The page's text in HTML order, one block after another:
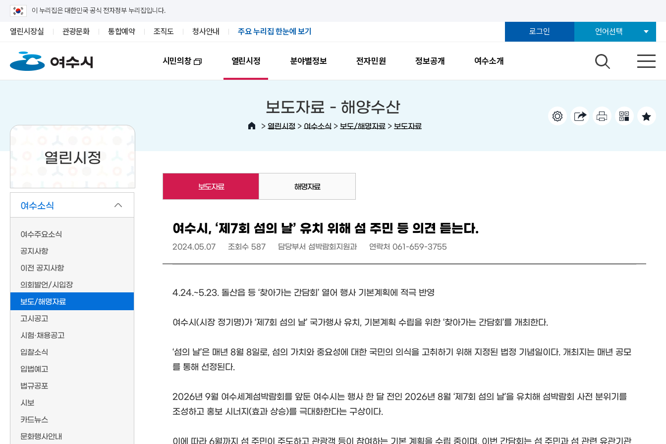
이 누리집은 대한민국 공식 전자정부 누리집입니다.
열린시장실 관광문화 통합예약 조직도 청사안내 주요 누리집 한눈에 보기 로그인 언어선택
시민의창 열린시정 분야별정보 전자민원 정보공개 여수소개
열린시정
여수소식
여수주요소식
공지사항
이전 공지사항
의회발언/시입장
보도/해명자료
고시공고
시험·채용공고
입찰소식
입법예고
법규공포
시보
카드뉴스
문화행사안내
보도자료 - 해양수산
> 열린시정 > 여수소식 > 보도/해명자료 > 보도자료
보도자료 해명자료
여수시, ‘제7회 섬의 날’ 유치 위해 섬 주민 등 의견 듣는다.
2024.05.07 조회수 587 담당부서 섬박람회지원과 연락처 061-659-3755
4.24.~5.23. 돌산읍 등 ‘찾아가는 간담회’ 열어 행사 기본계획에 적극 반영
여수시(시장 정기명)가 ‘제7회 섬의 날’ 국가행사 유치, 기본계획 수립을 위한 ‘찾아가는 간담회’를 개최한다.
‘섬의 날’은 매년 8월 8일로, 섬의 가치와 중요성에 대한 국민의 의식을 고취하기 위해 지정된 법정 기념일이다. 개최지는 매년 공모
를 통해 선정된다.
2026년 9월 여수세계섬박람회를 앞둔 여수시는 행사 한 달 전인 2026년 8월 ‘제7회 섬의 날’을 유치해 섬박람회 사전 분위기를
조성하고 홍보 시너지(효과 상승)를 극대화한다는 구상이다.
이에 따라 6월까지 섬 주민이 주도하고 관광객 등이 참여하는 기본 계획을 수립 중이며, 이번 간담회는 섬 주민과 섬 관련 유관기관